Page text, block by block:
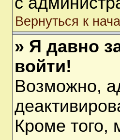
Вернуться к
» Я давно
войти!
Возможно,
Кроме того,